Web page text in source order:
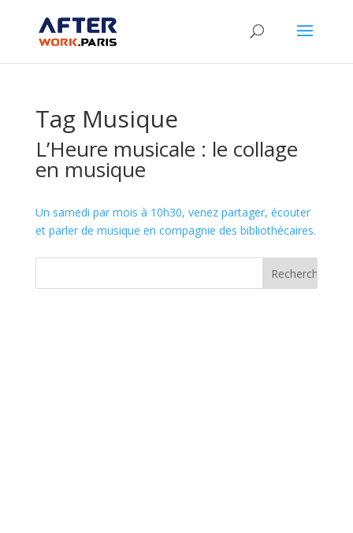
Tag Musique
L’Heure musicale : le collage
en musique
Un samedi par mois à 10h30, venez partager, écouter
et parler de musique en compagnie des bibliothécaires.